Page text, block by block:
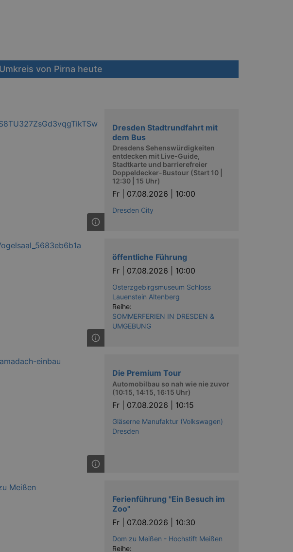
von Pirna heute
Dresden Stadtrundfahrt mit
dem Bus
Dresdens Sehenswürdigkeiten
entdecken mit Live-Guide,
Stadtkarte und barrierefreier
Doppeldecker-Bustour (Start 10 |
12:30 | 15 Uhr)
Fr | 07.08.2026 | 10:00
Dresden City
öffentliche Führung
Fr | 07.08.2026 | 10:00
Osterzgebirgsmuseum Schloss
Lauenstein Altenberg
Reihe:
SOMMERFERIEN IN DRESDEN &
UMGEBUNG
Die Premium Tour
Automobilbau so nah wie nie zuvor
(10:15, 14:15, 16:15 Uhr)
Fr | 07.08.2026 | 10:15
Gläserne Manufaktur (Volkswagen)
Dresden
Ferienführung "Ein Besuch im
Zoo"
Fr | 07.08.2026 | 10:30
Dom zu Meißen - Hochstift Meißen
Reihe: